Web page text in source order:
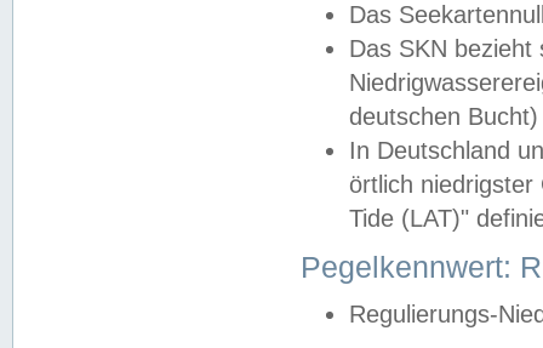
Das
Das SKN
deutschen
In Deutschland
örtlich
Tide (LAT)"
Pegelkennwert:
Regulierungs-